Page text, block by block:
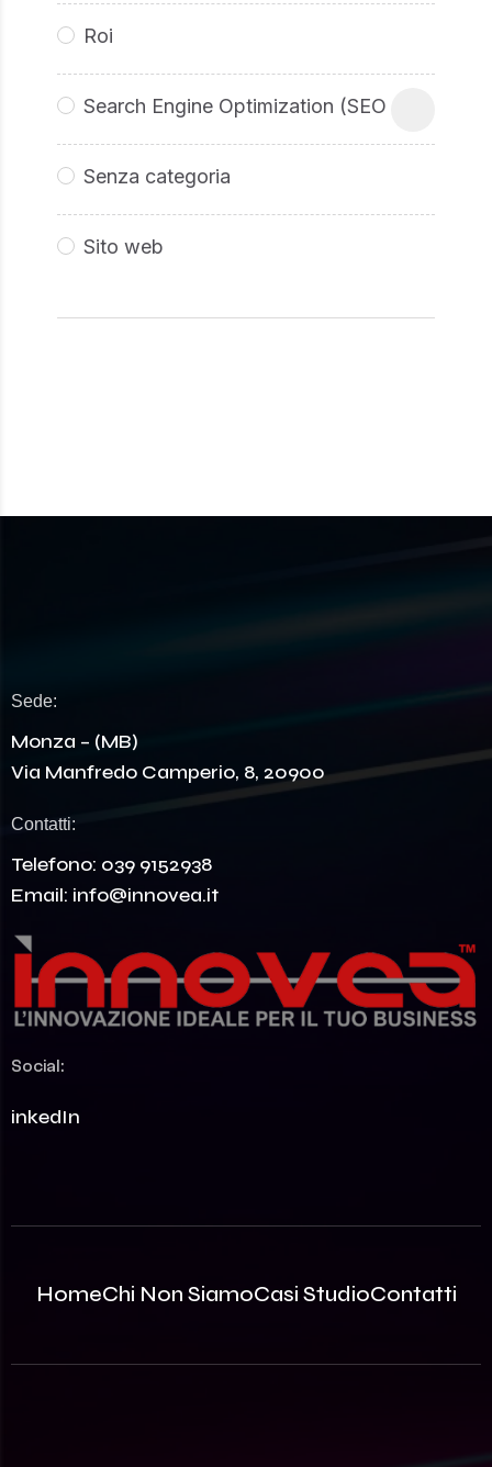
Roi
Search Engine Optimization (SEO
Senza categoria
Sito web
Sede:
Monza – (MB)
Via Manfredo Camperio, 8, 20900
Contatti:
Telefono: 039 9152938
Email: info@innovea.it
Social:
LinkedIn
HomeChi Non SiamoCasi StudioContatti